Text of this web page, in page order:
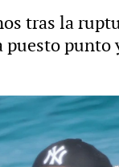
tras la
puesto